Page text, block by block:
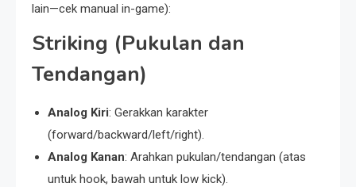
lain—cek manual in-game):
Striking (Pukulan dan
Tendangan)
Analog Kiri: Gerakkan karakter
(forward/backward/left/right).
Analog Kanan: Arahkan pukulan/tendangan (atas
untuk hook, bawah untuk low kick).